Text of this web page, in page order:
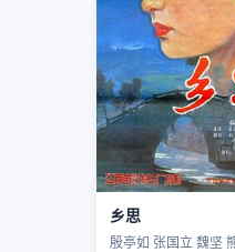
乡思
殷亭如 张国立 魏坚